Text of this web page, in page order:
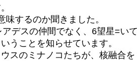
味するのか聞きました。
アデスの仲間でなく、6望星=い
うことを知らせています。
スのミナノコたちが、核融合を